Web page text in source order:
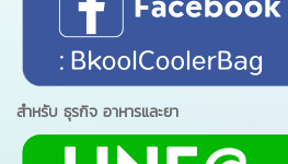
สำหรับ ธุรกิจ อาหารและยา